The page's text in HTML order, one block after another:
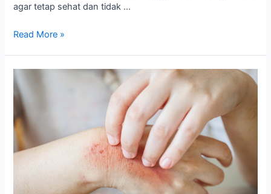
agar tetap sehat dan tidak …
Read More »